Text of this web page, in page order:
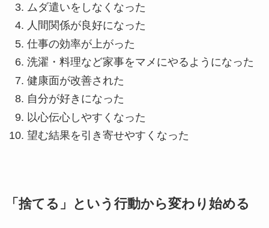
ムダ遣いをしなくなった
人間関係が良好になった
仕事の効率が上がった
洗濯・料理など家事をマメにやるようになった
健康面が改善された
自分が好きになった
以心伝心しやすくなった
望む結果を引き寄せやすくなった
「捨てる」という行動から変わり始める